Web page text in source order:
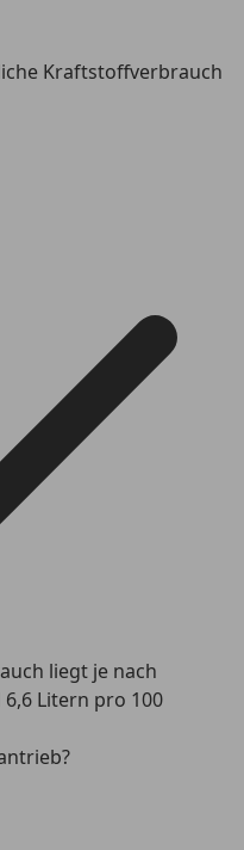
Kraftstoffverbrauch
liegt je nach
Litern pro 100